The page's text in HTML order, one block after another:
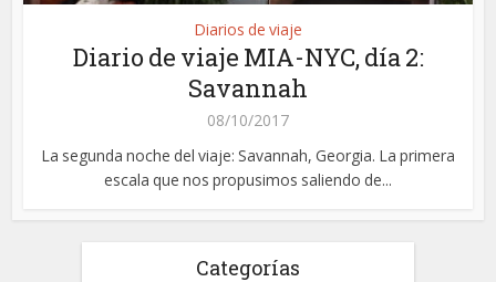
Diarios de viaje
Diario de viaje MIA-NYC, día 2:
Savannah
08/10/2017
La segunda noche del viaje: Savannah, Georgia. La primera
escala que nos propusimos saliendo de...
Categorías